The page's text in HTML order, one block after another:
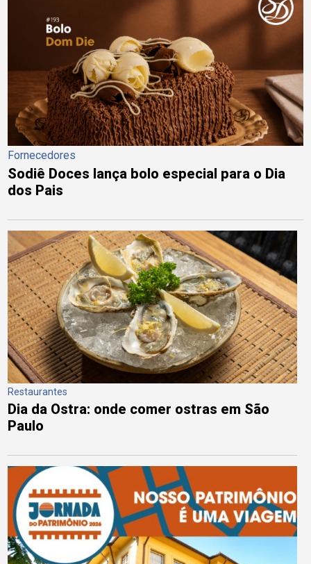
Fornecedores
Sodiê Doces lança bolo especial para o Dia
dos Pais
Restaurantes
Dia da Ostra: onde comer ostras em São
Paulo